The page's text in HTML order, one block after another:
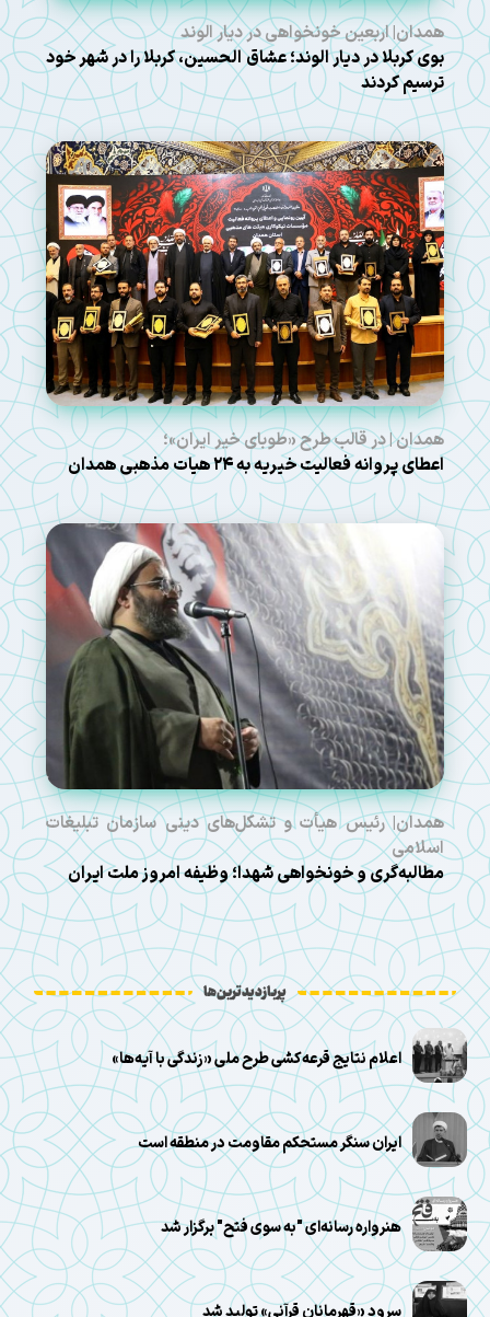
همدان| اربعین خونخواهی در دیار الوند
بوی کربلا در دیار الوند؛ عشاق الحسین، کربلا را در شهر خود
ترسیم کردند
همدان | در قالب طرح «طوبای خیر ایران»؛
اعطای پروانه فعالیت خیریه به ۲۴ هیات مذهبی همدان
همدان| رئیس هیأت و تشکل‌های دینی سازمان تبلیغات
اسلامی
مطالبه‌گری و خونخواهی شهدا؛ وظیفه امروز ملت ایران
پربازدیدترین‌ها
اعلام نتایج قرعه‌کشی طرح ملی «زندگی با آیه‌ها»
ایران سنگر مستحکم مقاومت در منطقه است
هنرواره رسانه‌ای "به سوی فتح" برگزار شد
سرود «قهرمانان قرآنی» تولید شد